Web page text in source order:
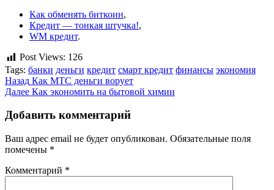
Как обменять биткоин,
Кредит — тонкая штучка!,
WM кредит.
Post Views: 126
Tags: банки деньги кредит смарт кредит финансы экономия
Продолжить
чтение
Назад Как МТС деньги ворует
Далее Как экономить на бытовой химии
Добавить комментарий
Ваш адрес email не будет опубликован. Обязательные поля
помечены *
Комментарий *